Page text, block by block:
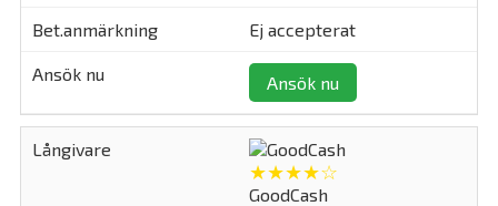
Ej accepterat
Ansök nu
★★★★☆
GoodCash